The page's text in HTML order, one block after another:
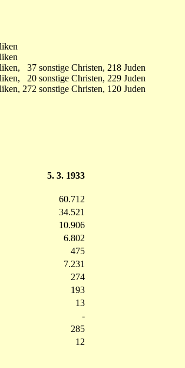
37 sonstige Christen, 218 Juden
20 sonstige Christen, 229 Juden
272 sonstige Christen, 120 Juden
5. 3. 1933
60.712
34.521
10.906
6.802
475
7.231
274
193
13
-
285
12